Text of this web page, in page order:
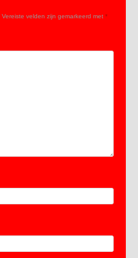
Vereiste velden zijn gemarkeerd met *